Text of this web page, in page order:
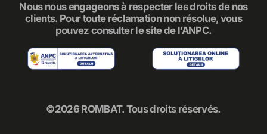
Nous nous engageons à respecter les droits de nos
clients. Pour toute réclamation non résolue, vous
pouvez consulter le site de l’ANPC.
©2026 ROMBAT. Tous droits réservés.